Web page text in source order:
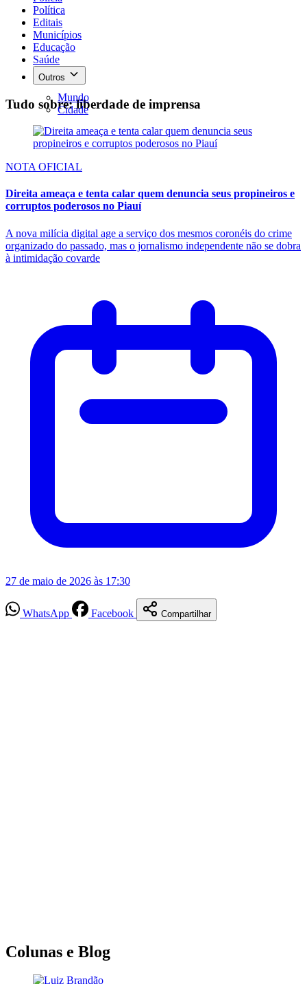
Política
Editais
Municípios
Educação
Saúde
Outros
Mundo
Cidade
Tudo sobre: liberdade de imprensa
NOTA OFICIAL
Direita ameaça e tenta calar quem denuncia seus propineiros e
corruptos poderosos no Piauí
A nova milícia digital age a serviço dos mesmos coronéis do crime
organizado do passado, mas o jornalismo independente não se dobra
à intimidação covarde
27 de maio de 2026 às 17:30
WhatsApp Facebook Compartilhar
Colunas e Blog